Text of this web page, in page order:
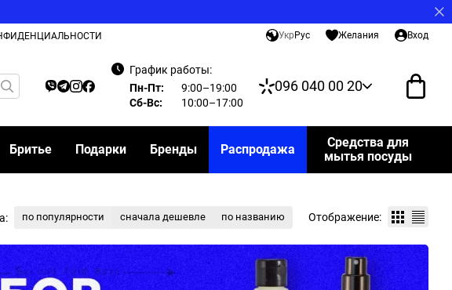
Укр Рус Желания Вход
График работы:
Пн-Пт:
9:00–19:00
Сб-Вс:
10:00–17:00
096 040 00 20
Бритье Подарки Бренды Распродажа
Средства для
мытья посуды
по популярности сначала дешевле по названию Отображение: